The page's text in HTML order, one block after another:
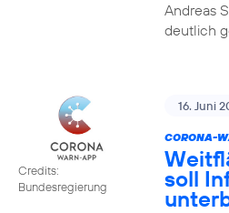
Andreas
deutlich
Credits:
Bundesregierung
16. Juni
CORONA-
soll